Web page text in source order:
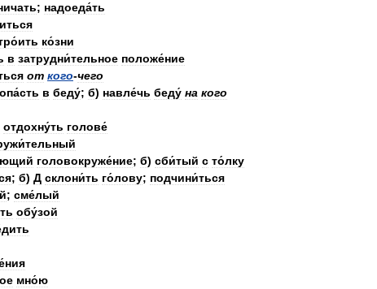
; надоеда́ть
ко́зни
в затрудни́тельное положе́ние
от кого-чего
в беду́; б) навле́чь беду́ на кого
отдохну́ть голове́
головокруже́ние; б) сби́тый с то́лку
; б) Д склони́ть го́лову; подчини́ться
; сме́лый
обу́зой
мно́ю